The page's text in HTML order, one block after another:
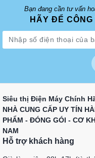
Bạn đang cần tư vấn
HÃY ĐỂ
Siêu thị Điện Máy Chính
NHÀ CUNG CẤP UY TÍN
PHẨM - ĐÓNG GÓI - CƠ
NAM
Hỗ trợ khách hàng